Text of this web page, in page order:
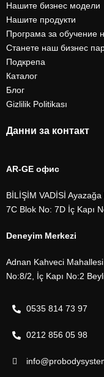
Нашите бизнес модели
Нашите продукти
Програма за обучение
Станете наш бизнес
Подкрепа
Каталог
Блог
Gizlilik Politikası
Данни за контакт
AR-GE офис
BİLİŞİM VADİSİ
7C Blok No: 7D İç Kapı
Deneyim Merkezi
Adnan Kahveci
No:8/2, İç Kapı No:2
0535 814 73 97
0212 856 05 98